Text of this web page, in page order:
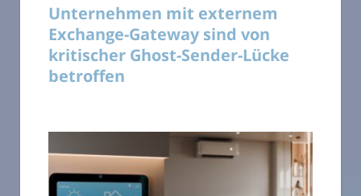
Unternehmen mit externem
Exchange-Gateway sind von
kritischer Ghost-Sender-Lücke
betroffen